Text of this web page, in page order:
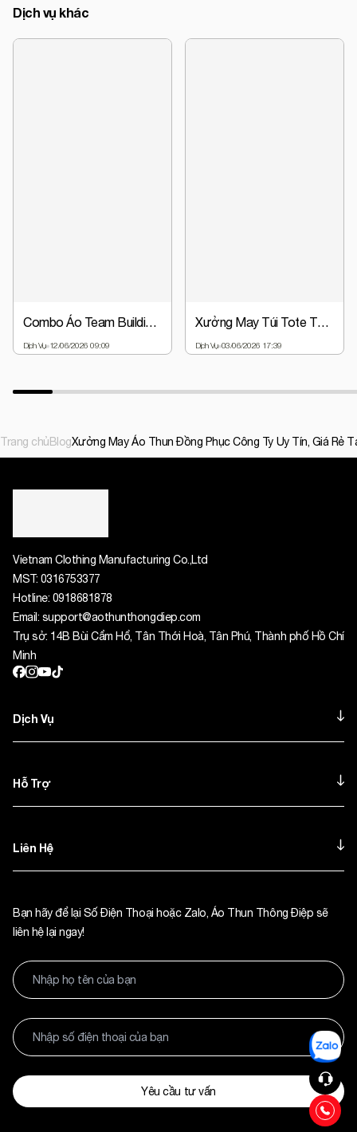
Dịch vụ khác
Combo Áo Team Building + Nón Đồng Phục Chỉ Từ 63.000đ | Giá Gốc Tại Xưởng
Dịch Vụ 12/06/2026 09:09
Xưởng May Túi Tote Theo Yêu Cầu - Thiết Kế Miễn Phí, Giá Gốc
Dịch Vụ 03/06/2026 17:39
Trang chủBlogXưởng May Áo Thun Đồng Phục Công Ty Uy Tín, Giá Rẻ
Vietnam Clothing Manufacturing Co.,Ltd
MST: 0316753377
Hotline: 0918681878
Email: support@aothunthongdiep.com
Trụ sở: 14B Bùi Cẩm Hổ, Tân Thới Hoà, Tân Phú, Thành phố Hồ Chí
Minh
Dịch Vụ
Hỗ Trợ
Liên Hệ
Bạn hãy để lại Số Điện Thoại hoặc Zalo, Áo Thun Thông Điệp sẽ
liên hệ lại ngay!
Yêu cầu tư vấn